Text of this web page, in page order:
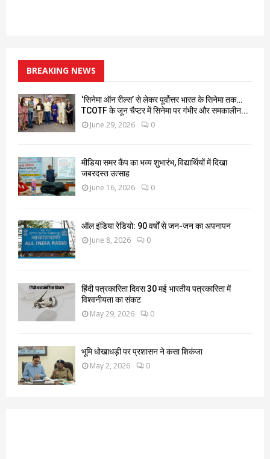
BREAKING NEWS
‘सिनेमा ऑन रील्स’ से लेकर पूर्वोत्तर भारत के सिनेमा तक…
TCOTF के जून चैप्टर में सिनेमा पर गंभीर और समकालीन...
June 29, 2026 0
मीडिया समर कैंप का भव्य शुभारंभ, विद्यार्थियों में दिखा
जबरदस्त उत्साह
June 16, 2026 0
ऑल इंडिया रेडियो: 90 वर्षों से जन-जन का अपनापन
June 8, 2026 0
हिंदी पत्रकारिता दिवस 30 मई भारतीय पत्रकारिता में
विश्वनीयता का संकट
May 29, 2026 0
भूमि धोखाधड़ी पर प्रशासन ने कसा शिकंजा
May 2, 2026 0